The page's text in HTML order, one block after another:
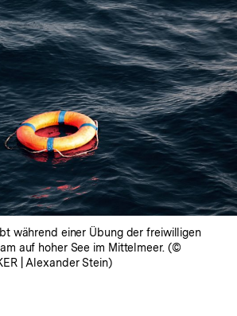
während einer Übung der freiwilligen
auf hoher See im Mittelmeer. (©
| Alexander Stein)